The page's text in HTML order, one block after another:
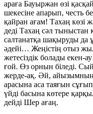
араға Бауыржан өзі
шекесіне апарып, честь
қайран ағам! Тахаң көзі
деді Тахаң сәл тыныстан
салтанатқа шақыруды да
әдейі… Жеңістің отыз
жетесіздік болады екен-
ғой. Өз орнын біледі.
жерде-ақ. Әй,
арасына аса таяғын
үйді басына көтере
дейді Шер ағаң.